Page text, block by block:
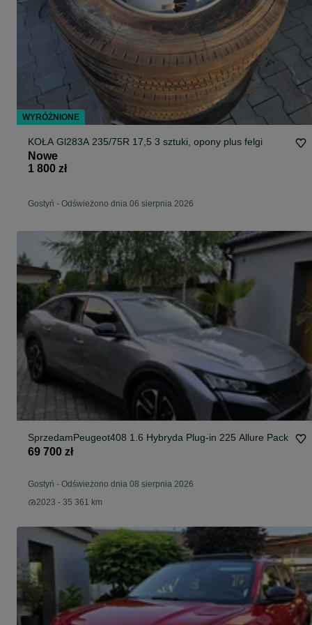
KOŁA Gl283A 235/75R 17,5 3 sztuki, opony plus felgi
Nowe
1 800 zł
Gostyń - Odświeżono dnia 06 sierpnia 2026
SprzedamPeugeot408 1.6 Hybryda Plug-in 225 Allure Pack
69 700 zł
Gostyń - Odświeżono dnia 08 sierpnia 2026
2023 - 35 361 km
WYRÓŻNIONE